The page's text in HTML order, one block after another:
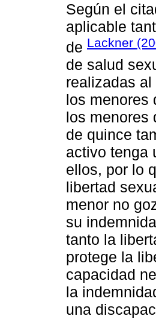
Según el
aplicable
de Lackner
de salud
realizadas
los menores
los menores
de quince
activo tenga
ellos, por lo
libertad
menor no
su
tanto la
protege la
capacidad
la
una